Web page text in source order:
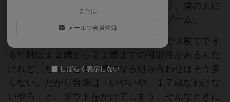
る年齢の数字を合計して「１７」を作り、隣の人に
「わたしは１７歳です！」と主張するゲーム。
年齢カードは４歳～７歳が複数枚なので３枚ででき
る年齢は１２歳から２１歳までの可能性があるんだ
けれど、ちゃんと１７歳になる組み合わせはそう多
くない。だから普通は「いやいや、１７歳なわけな
いやろ」と、ダウトをかけてしまう。そんなときに
または
メールで会員登録
しばらく表示しない